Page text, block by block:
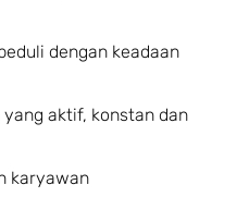
dengan keadaan
aktif, konstan dan
karyawan